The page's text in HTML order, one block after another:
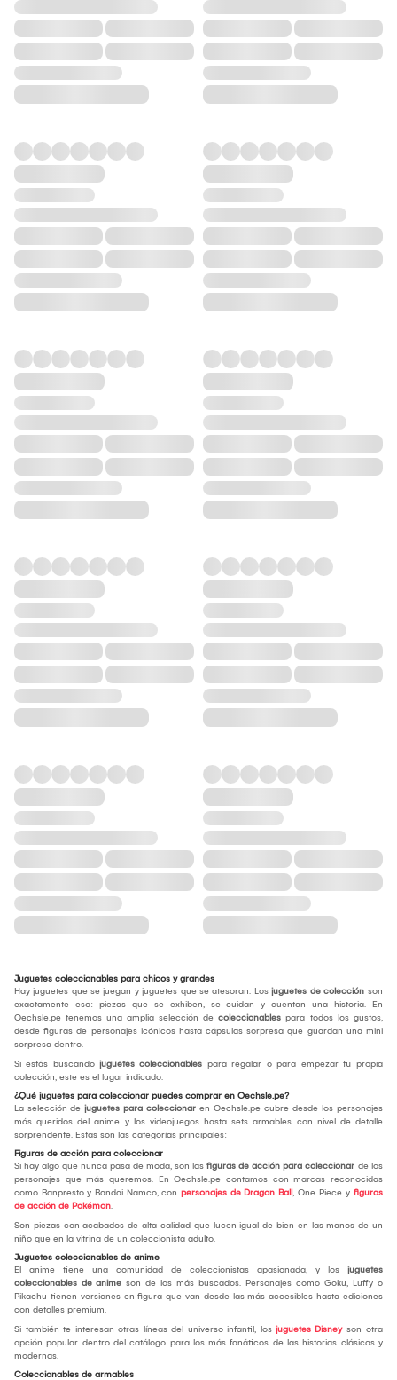
Juguetes coleccionables para chicos y grandes
Hay juguetes que se juegan y juguetes que se atesoran. Los juguetes de colección son
exactamente eso: piezas que se exhiben, se cuidan y cuentan una historia. En
Oechsle.pe tenemos una amplia selección de coleccionables para todos los gustos,
desde figuras de personajes icónicos hasta cápsulas sorpresa que guardan una mini
sorpresa dentro.
Si estás buscando juguetes coleccionables para regalar o para empezar tu propia
colección, este es el lugar indicado.
¿Qué juguetes para coleccionar puedes comprar en Oechsle.pe?
La selección de juguetes para coleccionar en Oechsle.pe cubre desde los personajes
más queridos del anime y los videojuegos hasta sets armables con nivel de detalle
sorprendente. Estas son las categorías principales:
Figuras de acción para coleccionar
Si hay algo que nunca pasa de moda, son las figuras de acción para coleccionar de los
personajes que más queremos. En Oechsle.pe contamos con marcas reconocidas
como Banpresto y Bandai Namco, con personajes de Dragon Ball, One Piece y figuras
de acción de Pokémon.
Son piezas con acabados de alta calidad que lucen igual de bien en las manos de un
niño que en la vitrina de un coleccionista adulto.
Juguetes coleccionables de anime
El anime tiene una comunidad de coleccionistas apasionada, y los juguetes
coleccionables de anime son de los más buscados. Personajes como Goku, Luffy o
Pikachu tienen versiones en figura que van desde las más accesibles hasta ediciones
con detalles premium.
Si también te interesan otras líneas del universo infantil, los juguetes Disneyson otra
opción popular dentro del catálogo para los más fanáticos de las historias clásicas y
modernas.
Coleccionables de armables